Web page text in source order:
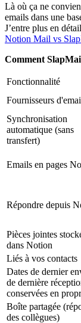
Là où ça ne
emails dans une
J’entre plus en
Notion Mail vs
Comment
Fonctionnalité
Fournisseurs
Synchronisation
automatique (sans
transfert)
Emails en pages
Répondre depuis
Pièces jointes
dans Notion
Liés à vos contacts
Dates de dernier
de dernière
conservées en
Boîte partagée
des collègues)